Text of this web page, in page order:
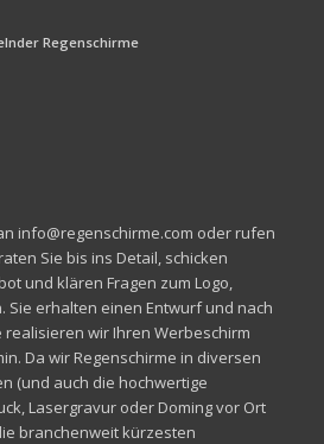
Regenschirme
info@regenschirme.com oder rufen
Sie bis ins Detail, schicken
und klären Fragen zum Logo,
Sie erhalten einen Entwurf und nach
wir Ihren Werbeschirm
Da wir Regenschirme in diversen
(und auch die hochwertige
Lasergravur oder Doming vor Ort
branchenweit kürzesten